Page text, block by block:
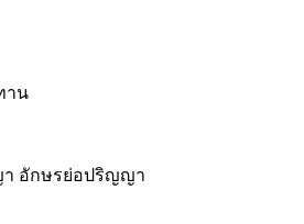
าน
อักษรย่อปริญญา